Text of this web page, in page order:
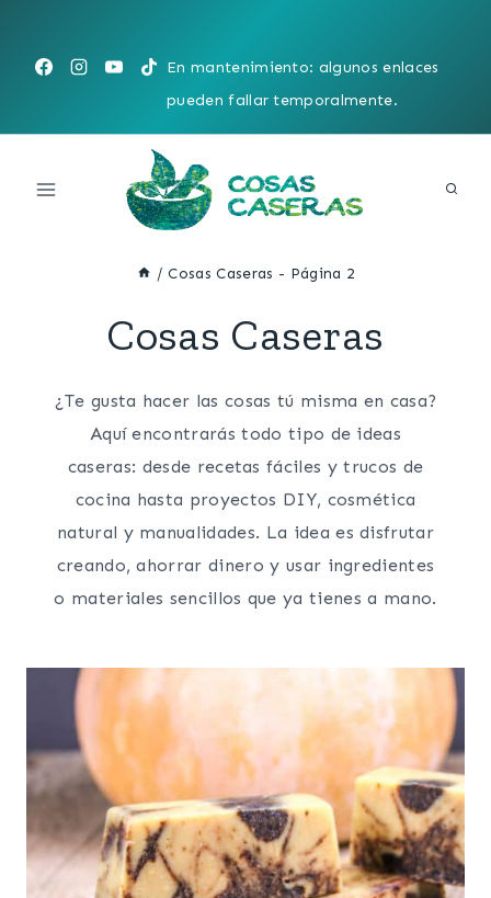
contenido
En mantenimiento: algunos enlaces
pueden fallar temporalmente.
/ Cosas Caseras - Página 2
Cosas Caseras
¿Te gusta hacer las cosas tú misma en casa?
Aquí encontrarás todo tipo de ideas
caseras: desde recetas fáciles y trucos de
cocina hasta proyectos DIY, cosmética
natural y manualidades. La idea es disfrutar
creando, ahorrar dinero y usar ingredientes
o materiales sencillos que ya tienes a mano.